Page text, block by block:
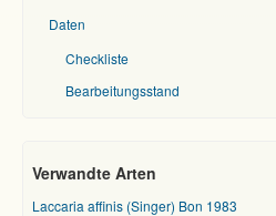
Daten
Checkliste
Bearbeitungsstand
Verwandte Arten
Laccaria affinis (Singer) Bon 1983